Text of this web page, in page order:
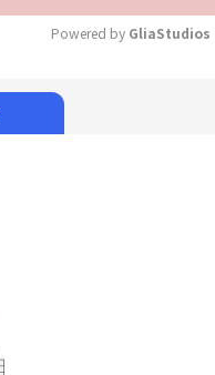
Powered by GliaStudios